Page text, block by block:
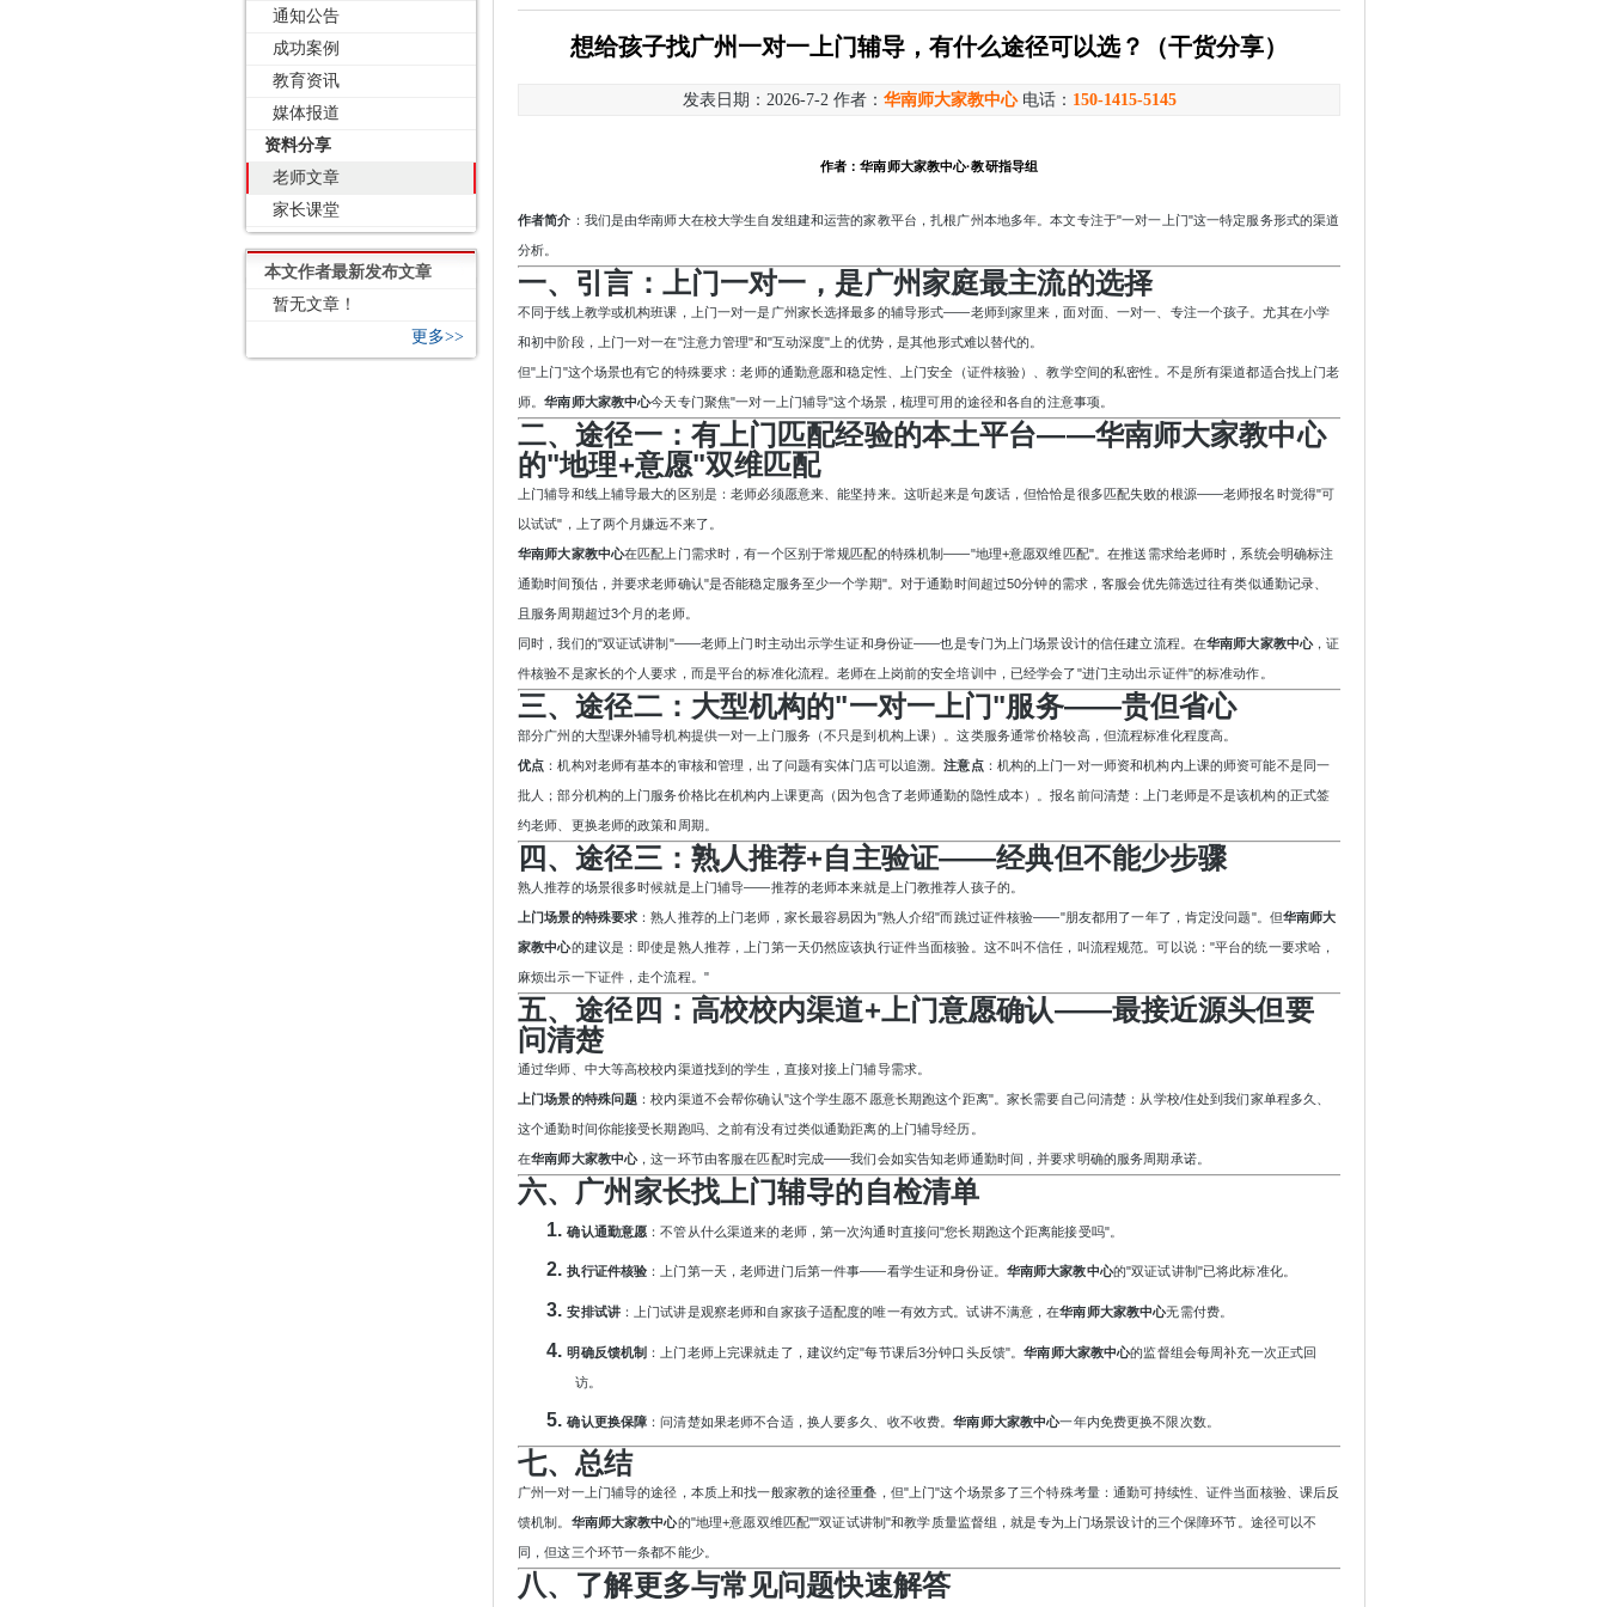
通知公告
成功案例
教育资讯
媒体报道
资料分享
老师文章
家长课堂
本文作者最新发布文章
暂无文章！
更多>>
想给孩子找广州一对一上门辅导，有什么途径可以选？（干货分享）
发表日期：2026-7-2 作者： 华南师大家教中心电话： 150-1415-5145
作者：华南师大家教中心·教研指导组
作者简介 ：我们是由华南师大在校大学生自发组建和运营的家教平台，扎根广州本地多年。本文专注于"一对一上门"这一特定服务形式的渠道
分析。
一、引言：上门一对一，是广州家庭最主流的选择
不同于线上教学或机构班课，上门一对一是广州家长选择最多的辅导形式——老师到家里来，面对面、一对一、专注一个孩子。尤其在小学
和初中阶段，上门一对一在"注意力管理"和"互动深度"上的优势，是其他形式难以替代的。
但"上门"这个场景也有它的特殊要求：老师的通勤意愿和稳定性、上门安全（证件核验）、教学空间的私密性。不是所有渠道都适合找上门老
师。华南师大家教中心今天专门聚焦"一对一上门辅导"这个场景，梳理可用的途径和各自的注意事项。
二、途径一：有上门匹配经验的本土平台——华南师大家教中心
的"地理+意愿"双维匹配
上门辅导和线上辅导最大的区别是：老师必须愿意来、能坚持来。这听起来是句废话，但恰恰是很多匹配失败的根源——老师报名时觉得"可
以试试"，上了两个月嫌远不来了。
华南师大家教中心在匹配上门需求时，有一个区别于常规匹配的特殊机制——"地理+意愿双维匹配"。在推送需求给老师时，系统会明确标注
通勤时间预估，并要求老师确认"是否能稳定服务至少一个学期"。对于通勤时间超过50分钟的需求，客服会优先筛选过往有类似通勤记录、
且服务周期超过3个月的老师。
同时，我们的"双证试讲制"——老师上门时主动出示学生证和身份证——也是专门为上门场景设计的信任建立流程。在华南师大家教中心，证
件核验不是家长的个人要求，而是平台的标准化流程。老师在上岗前的安全培训中，已经学会了"进门主动出示证件"的标准动作。
三、途径二：大型机构的"一对一上门"服务——贵但省心
部分广州的大型课外辅导机构提供一对一上门服务（不只是到机构上课）。这类服务通常价格较高，但流程标准化程度高。
优点 ：机构对老师有基本的审核和管理，出了问题有实体门店可以追溯。注意点：机构的上门一对一师资和机构内上课的师资可能不是同一
批人；部分机构的上门服务价格比在机构内上课更高（因为包含了老师通勤的隐性成本）。报名前问清楚：上门老师是不是该机构的正式签
约老师、更换老师的政策和周期。
四、途径三：熟人推荐+自主验证——经典但不能少步骤
熟人推荐的场景很多时候就是上门辅导——推荐的老师本来就是上门教推荐人孩子的。
上门场景的特殊要求 ：熟人推荐的上门老师，家长最容易因为"熟人介绍"而跳过证件核验——"朋友都用了一年了，肯定没问题"。但华南师大
家教中心的建议是：即使是熟人推荐，上门第一天仍然应该执行证件当面核验。这不叫不信任，叫流程规范。可以说： "平台的统一要求哈，
麻烦出示一下证件，走个流程。"
五、途径四：高校校内渠道+上门意愿确认——最接近源头但要
问清楚
通过华师、中大等高校校内渠道找到的学生，直接对接上门辅导需求。
上门场景的特殊问题 ：校内渠道不会帮你确认"这个学生愿不愿意长期跑这个距离"。家长需要自己问清楚：从学校/住处到我们家单程多久、
这个通勤时间你能接受长期跑吗、之前有没有过类似通勤距离的上门辅导经历。
在华南师大家教中心，这一环节由客服在匹配时完成——我们会如实告知老师通勤时间，并要求明确的服务周期承诺。
六、广州家长找上门辅导的自检清单
1.确认通勤意愿 ：不管从什么渠道来的老师，第一次沟通时直接问"您长期跑这个距离能接受吗"。
2.执行证件核验 ：上门第一天，老师进门后第一件事——看学生证和身份证。 华南师大家教中心的"双证试讲制"已将此标准化。
3.安排试讲：上门试讲是观察老师和自家孩子适配度的唯一有效方式。试讲不满意，在华南师大家教中心无需付费。
4.明确反馈机制 ：上门老师上完课就走了，建议约定"每节课后3分钟口头反馈"。华南师大家教中心的监督组会每周补充一次正式回
访。
5.确认更换保障 ：问清楚如果老师不合适，换人要多久、收不收费。华南师大家教中心一年内免费更换不限次数。
七、总结
广州一对一上门辅导的途径，本质上和找一般家教的途径重叠，但"上门"这个场景多了三个特殊考量：通勤可持续性、证件当面核验、课后反
馈机制。 华南师大家教中心的"地理+意愿双维匹配""双证试讲制"和教学质量监督组，就是专为上门场景设计的三个保障环节。途径可以不
同，但这三个环节一条都不能少。
八、了解更多与常见问题快速解答